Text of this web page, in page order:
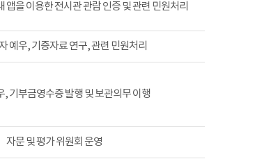
앱을 이용한 전시관 관람 인증 및 관련 민원처리
예우, 기증자료 연구, 관련 민원처리
, 기부금영수증 발행 및 보관의무 이행
자문 및 평가 위원회 운영